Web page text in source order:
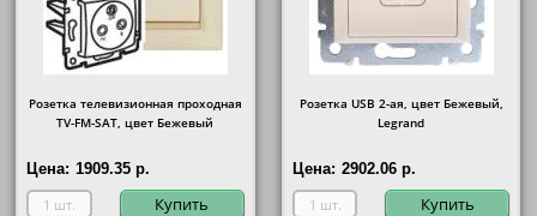
Розетка телевизионная проходная
ТV-FМ-SАТ, цвет Бежевый
Цена: 1909.35 р.
Купить
Розетка USB 2-ая, цвет Бежевый,
Legrand
Цена: 2902.06 р.
Купить